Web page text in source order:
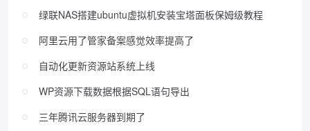
绿联NAS搭建ubuntu虚拟机安装宝塔面板保姆级教程
阿里云用了管家备案感觉效率提高了
自动化更新资源站系统上线
WP资源下载数据根据SQL语句导出
三年腾讯云服务器到期了